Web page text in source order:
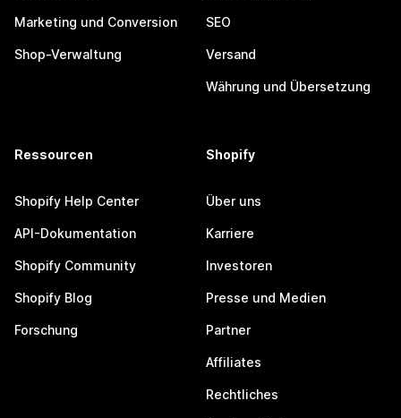
Marketing und Conversion
Shop-Verwaltung
SEO
Versand
Währung und Übersetzung
Ressourcen
Shopify Help Center
API-Dokumentation
Shopify Community
Shopify Blog
Forschung
Shopify
Über uns
Karriere
Investoren
Presse und Medien
Partner
Affiliates
Rechtliches